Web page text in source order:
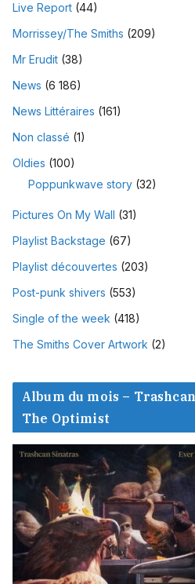
Live Report (44)
Morrissey/The Smiths (209)
Mr Erudit (38)
News (6 186)
News Littéraires (161)
Non classé (1)
Oldies (100)
Poppunkwave story (32)
Pictures On My Wall (31)
Playlist Backstage (67)
Playlist découvertes (203)
Post-punk shivers (553)
Single of the week (418)
The Smiths Cover Artwork (2)
Album du mois –
The Optimist